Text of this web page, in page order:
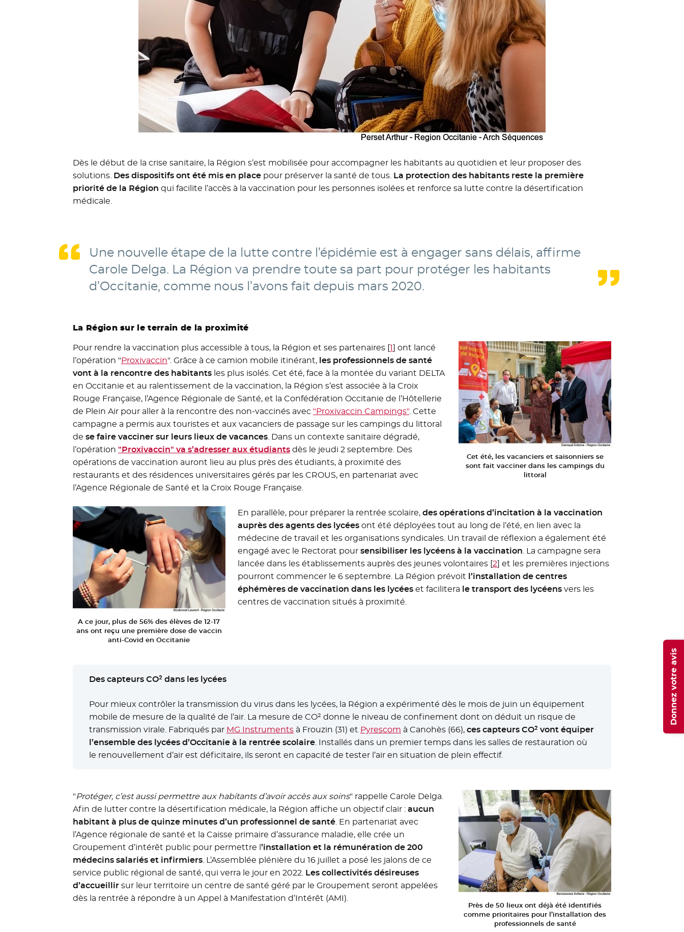
Dès le début de la crise sanitaire, la Région s’est mobilisée pour accompagner les habitants au quotidien et leur proposer des
solutions. Des dispositifs ont été mis en placepour préserver la santé de tous. La protection des habitants reste la première
priorité de la Région qui facilite l’accès à la vaccination pour les personnes isolées et renforce sa lutte contre la désertification
médicale.
Une nouvelle étape de la lutte contre l’épidémie est à engager sans délais, affirme
Carole Delga. La Région va prendre toute sa part pour protéger les habitants
d’Occitanie, comme nous l’avons fait depuis mars 2020.
La Région sur le terrain de la proximité
Cet été, les vacanciers et saisonniers se
sont fait vacciner dans les campings du
littoral
Pour rendre la vaccination plus accessible à tous, la Région et ses partenaires[1] ont lancé
l’opération "Proxivaccin". Grâce à ce camion mobile itinérant, les professionnels de santé
vont à la rencontre des habitantsles plus isolés. Cet été, face à la montée du variant DELTA
en Occitanie et au ralentissement de la vaccination, la Région s’est associée à la Croix
Rouge Française, l’Agence Régionale de Santé, et la Confédération Occitanie de l’Hôtellerie
de Plein Air pour aller à la rencontre des non-vaccinés avec "Proxivaccin Campings". Cette
campagne a permis aux touristes et aux vacanciers de passage sur les campings du littoral
de se faire vacciner sur leurs lieux de vacances. Dans un contexte sanitaire dégradé,
l’opération "Proxivaccin" va s’adresser aux étudiantsdès le jeudi 2 septembre. Des
opérations de vaccination auront lieu au plus près des étudiants, à proximité des
restaurants et des résidences universitaires gérés par les CROUS, en partenariat avec
l’Agence Régionale de Santé et la Croix Rouge Française.
A ce jour, plus de 56% des élèves de 12-17
ans ont reçu une première dose de vaccin
anti-Covid en Occitanie
En parallèle, pour préparer la rentrée scolaire, des opérations d’incitation à la vaccination
auprès des agents des lycéesont été déployées tout au long de l’été, en lien avec la
médecine de travail et les organisations syndicales. Un travail de réflexion a également été
engagé avec le Rectorat pour sensibiliser les lycéens à la vaccination . La campagne sera
lancée dans les établissements auprès des jeunes volontaires[2] et les premières injections
pourront commencer le 6 septembre. La Région prévoit l’installation de centres
éphémères de vaccination dans les lycéeset facilitera le transport des lycéensvers les
centres de vaccination situés à proximité.
Des capteurs CO² dans les lycées
Pour mieux contrôler la transmission du virus dans les lycées, la Région a expérimenté dès le mois de juin un équipement
mobile de mesure de la qualité de l’air. La mesure de CO² donne le niveau de confinement dont on déduit un risque de
transmission virale. Fabriqués par MG Instruments- Nouvelle fenêtre
à Frouzin (31) et Pyrescom - Nouvelle fenêtre
à Canohès (66), ces capteurs CO² vont équiper
l’ensemble des lycées d’Occitanie à la rentrée scolaire. Installés dans un premier temps dans les salles de restauration où
le renouvellement d’air est déficitaire, ils seront en capacité de tester l’air en situation de plein effectif.
Près de 50 lieux ont déjà été identifiés
comme prioritaires pour l’installation des
professionnels de santé
"Protéger, c’est aussi permettre aux habitants d’avoir accès aux soins" rappelle Carole Delga.
Afin de lutter contre la désertification médicale, la Région affiche un objectif clair : aucun
habitant à plus de quinze minutes d’un professionnel de santé. En partenariat avec
l’Agence régionale de santé et la Caisse primaire d’assurance maladie, elle crée un
Groupement d’intérêt public pour permettre l’installation et la rémunération de 200
médecins salariés et infirmiers. L’Assemblée plénière du 16 juillet a posé les jalons de ce
service public régional de santé, qui verra le jour en 2022. Les collectivités désireuses
d’accueillirsur leur territoire un centre de santé géré par le Groupement seront appelées
dès la rentrée à répondre à un Appel à Manifestation d’Intérêt (AMI).
Donnez votre avis